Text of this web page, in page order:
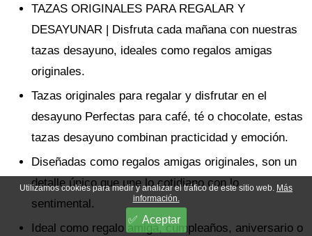
TAZAS ORIGINALES PARA REGALAR Y
DESAYUNAR | Disfruta cada mañana con nuestras
tazas desayuno, ideales como regalos amigas
originales.
Tazas originales para regalar y disfrutar en el
desayuno Perfectas para café, té o chocolate, estas
tazas desayuno combinan practicidad y emoción.
Diseñadas como regalos amigas originales, son un
detalle único que une lo cotidiano con lo
sentimental.
Ideal como regalo amiga, cumpleaños, aniversario o
Utilizamos cookies para medir y analizar el tráfico de este sitio web. Más
información.
Aceptar